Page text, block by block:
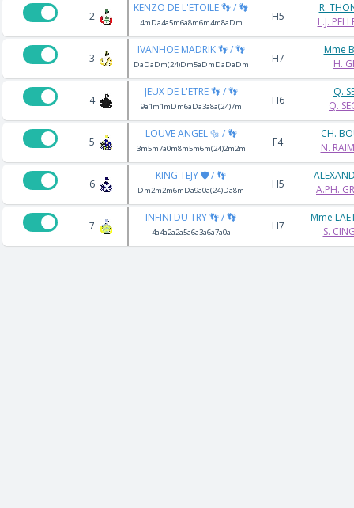
2
KENZO DE L'ETOILE 👣 / 👣
4mDa4a5m6a8m6m4m8aDm H5
R.
L.J.
3
IVANHOE MADRIK 👣 / 👣
DaDaDm(24)Dm5aDmDaDaDm H7
Mme
H.
4
JEUX DE L'ETRE 👣 / 👣
9a1m1mDm6aDa3a8a(24)7m H6
Q.
Q.
5
LOUVE ANGEL 🔩 / 👣
3m5m7a0m8m5m6m(24)2m2m F4
CH.
N.
6
KING TEJY 🛡️ / 👣
Dm2m2m6mDa9a0a(24)Da8m H5
A.PH.
7
INFINI DU TRY 👣 / 👣
4a4a2a2a5a6a3a6a7a0a H7
Mme
S.